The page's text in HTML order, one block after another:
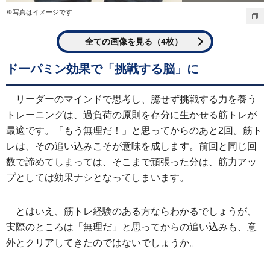
※写真はイメージです
全ての画像を見る（4枚）
ドーパミン効果で「挑戦する脳」に
リーダーのマインドで思考し、臆せず挑戦する力を養う
トレーニングは、過負荷の原則を存分に生かせる筋トレが
最適です。「もう無理だ！」と思ってからのあと2回。筋ト
レは、その追い込みこそが意味を成します。前回と同じ回
数で諦めてしまっては、そこまで頑張った分は、筋力アッ
プとしては効果ナシとなってしまいます。
とはいえ、筋トレ経験のある方ならわかるでしょうが、
実際のところは「無理だ」と思ってからの追い込みも、意
外とクリアしてきたのではないでしょうか。